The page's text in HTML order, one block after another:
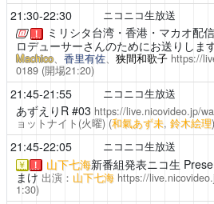
21:30-22:30 ニコニコ生放送
！
ミリシタ台湾・香港・マカオ配
ロデューサーさんのためにお送りしま
Machico、 香里有佐、 狭間和歌子 https://
0189(開場21:20)
21:45-21:55 ニコニコ生放送
あずえりR#03 https://live.nicovideo.jp/
ョットナイト(火曜) (和氣あず未, 鈴木絵理)
21:45-22:05 ニコニコ生放送
￥ ！ 山下七海新番組発表ニコ生
まけ 出演： 山下七海 https://
1:30)